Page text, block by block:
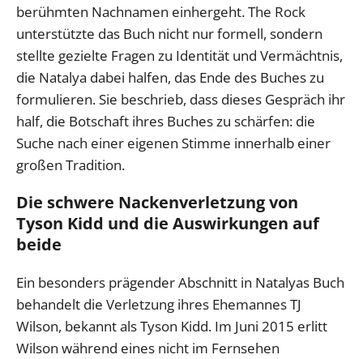
berühmten Nachnamen einhergeht. The Rock
unterstützte das Buch nicht nur formell, sondern
stellte gezielte Fragen zu Identität und Vermächtnis,
die Natalya dabei halfen, das Ende des Buches zu
formulieren. Sie beschrieb, dass dieses Gespräch ihr
half, die Botschaft ihres Buches zu schärfen: die
Suche nach einer eigenen Stimme innerhalb einer
großen Tradition.
Die schwere Nackenverletzung von
Tyson Kidd und die Auswirkungen auf
beide
Ein besonders prägender Abschnitt in Natalyas Buch
behandelt die Verletzung ihres Ehemannes TJ
Wilson, bekannt als Tyson Kidd. Im Juni 2015 erlitt
Wilson während eines nicht im Fernsehen